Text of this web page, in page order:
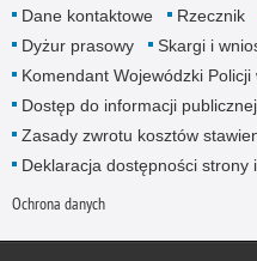
Dane kontaktowe Rzecznik
Dyżur prasowy
Skargi i
Komendant Wojewódzki Policji
Dostęp do informacji publicznej
Zasady zwrotu kosztów
Deklaracja dostępności strony
Ochrona danych